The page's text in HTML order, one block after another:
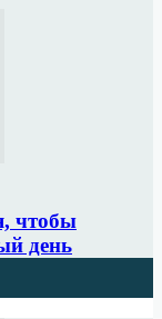
чтобы
день